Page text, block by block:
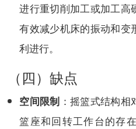
进行重切削加工或加工高
有效减少机床的振动和变
利进行。
（四）缺点
空间限制 ：摇篮式结构
篮座和回转工作台的存